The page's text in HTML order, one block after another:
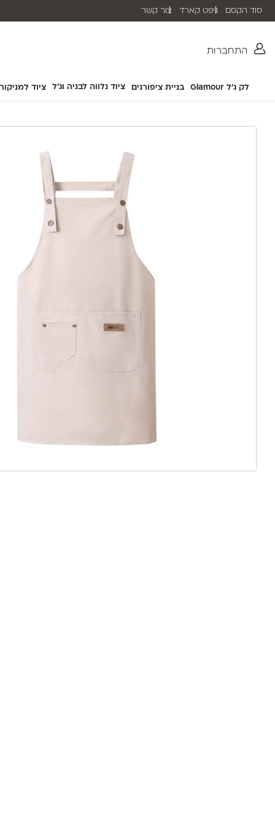
התחברות
לק ג'ל Glamour בניית ציפורנים ציוד נלווה לבניה וג'ל ציוד
שליח עד הבית תוך 2-5 ימי עסקים סוד הקסם גיפט קארד צור קשר